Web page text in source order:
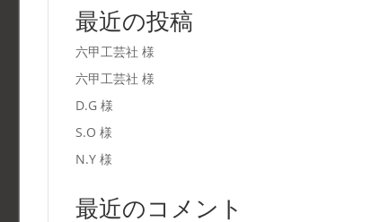
最近の投稿
六甲工芸社 様
六甲工芸社 様
D.G 様
S.O 様
N.Y 様
最近のコメント